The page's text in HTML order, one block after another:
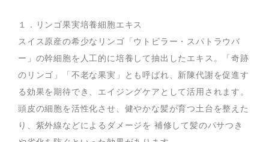
１．リンゴ果実培養細胞エキス
スイス原産の希少なリンゴ「ウトビラー・スパトラウバ
ー」の幹細胞を人工的に培養して抽出したエキス。「奇跡
のリンゴ」「不老な果実」とも呼ばれ、新陳代謝を促進す
る効果を期待でき、エイジングケアとして活用されます。
頭皮の細胞を活性化させ、健やかな髪が育つ土台を整えた
り、紫外線などによるダメージを 補修して髪のパサつき